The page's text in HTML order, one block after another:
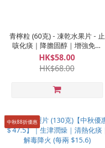
青檸粒 (60克) - 凍乾水果片 - 止
咳化痰｜降膽固醇｜增強免疫
｜防腎結石 (每兩 $36.3)
HK$58.00
HK$68.00
中秋88折優惠